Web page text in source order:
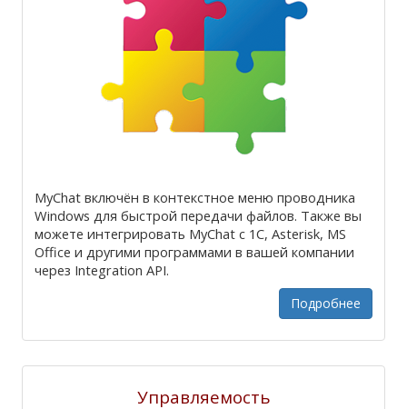
MyChat включён в контекстное меню проводника
Windows для быстрой передачи файлов. Также вы
можете интегрировать MyChat с 1С, Asterisk, MS
Office и другими программами в вашей компании
через Integration API.
Подробнее
Управляемость